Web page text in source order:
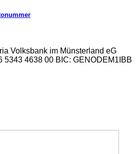
Volksbank im Münsterland eG
5343 4638 00 BIC: GENODEM1IBB